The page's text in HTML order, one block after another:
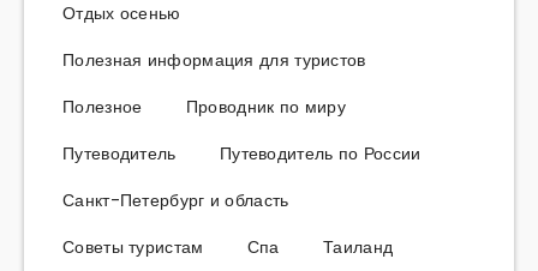
Отдых осенью
Полезная информация для туристов
Полезное
Проводник по миру
Путеводитель
Путеводитель по России
Санкт-Петербург и область
Советы туристам
Спа Таиланд